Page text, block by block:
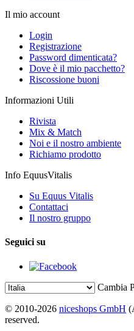
Il mio account
Login
Registrazione
Password dimenticata?
Dove è il mio pacchetto?
Riscossione buoni
Informazioni Utili
Rivista
Mix & Match
Noi e il nostro ambiente
Richiamo prodotto
Info EquusVitalis
Su Equus Vitalis
Contattaci
Il nostro gruppo
Seguici su
Cambia
© 2010-2026 niceshops GmbH
reserved.